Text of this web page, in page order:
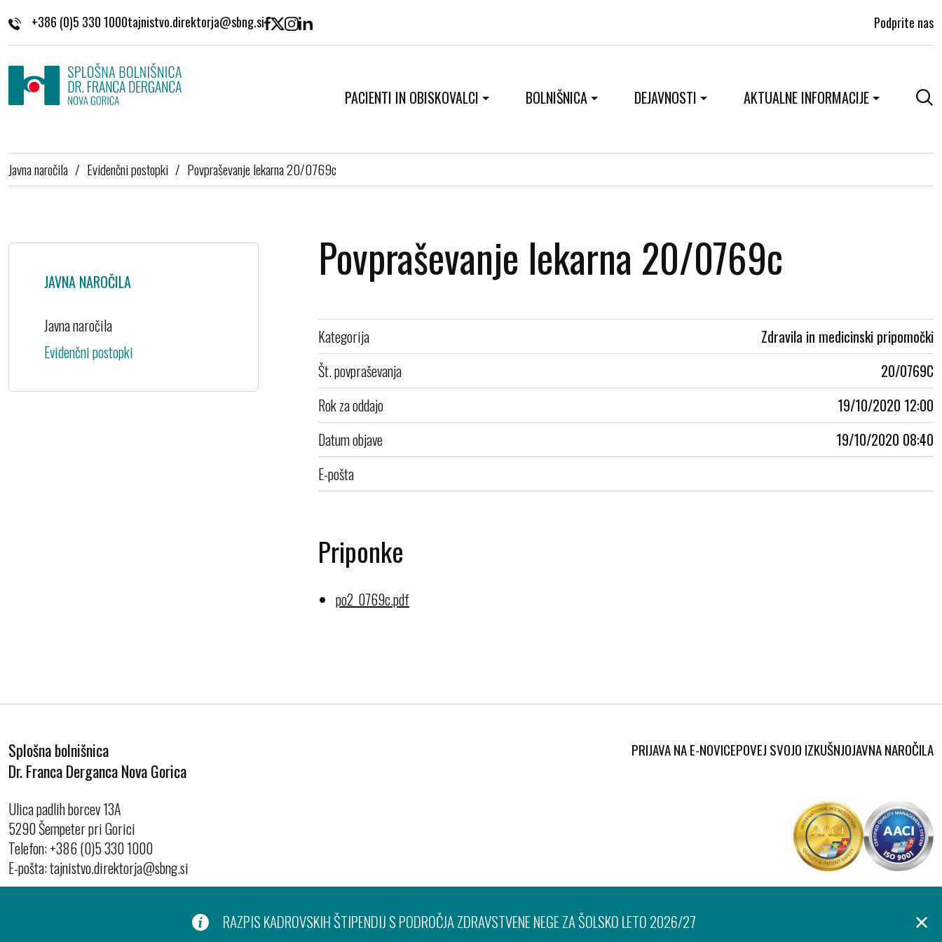
+386 (0)5 330 1000 Podprite nas
PACIENTI IN OBISKOVALCI BOLNIŠNICA DEJAVNOSTI AKTUALNE INFORMACIJE
Javna naročila / Evidenčni postopki / Povpraševanje lekarna 20/0769c
JAVNA NAROČILA
Javna naročila
Evidenčni postopki
Povpraševanje lekarna 20/0769c
Kategorija
Zdravila in medicinski pripomočki
Št. povpraševanja
20/0769C
Rok za oddajo
19/10/2020 12:00
Datum objave
19/10/2020 08:40
E-pošta
Priponke
po2_0769c.pdf
Splošna bolnišnica
Dr. Franca Derganca Nova Gorica
Ulica padlih borcev 13A
5290 Šempeter pri Gorici
Telefon:+386 (0)5 330 1000
E-pošta:
PRIJAVA NA E-NOVICEPOVEJ SVOJO IZKUŠNJOJAVNA NAROČILA
RAZPIS KADROVSKIH ŠTIPENDIJ S PODROČJA ZDRAVSTVENE NEGE ZA ŠOLSKO LETO 2026/27